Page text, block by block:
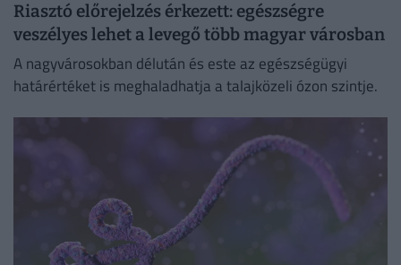
Riasztó előrejelzés érkezett: egészségre
veszélyes lehet a levegő több magyar városban
A nagyvárosokban délután és este az egészségügyi
határértéket is meghaladhatja a talajközeli ózon szintje.